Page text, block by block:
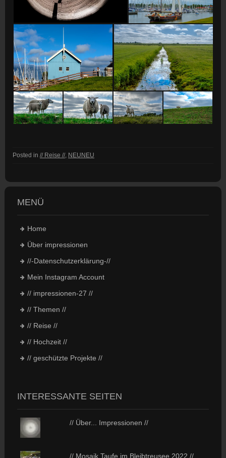
Posted in // Reise //, NEUNEU
MENÜ
Home
Über impressionen
//-Datenschutzerklärung-//
Mein Instagram Account
// impressionen-27 //
// Themen //
// Reise //
// Hochzeit //
// geschützte Projekte //
INTERESSANTE SEITEN
// Über... Impressionen //
// Mosaik Taufe im Bleibtreusee 2022 //